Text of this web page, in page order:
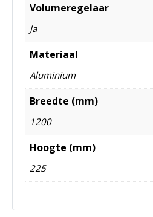
Volumeregelaar
Ja
Materiaal
Aluminium
Breedte (mm)
1200
Hoogte (mm)
225